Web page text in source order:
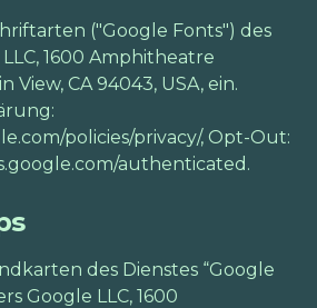
("Google Fonts") des
1600 Amphitheatre
View, CA 94043, USA, ein.
policies/privacy/, Opt-Out:
authenticated .
des Dienstes “Google
Google LLC, 1600